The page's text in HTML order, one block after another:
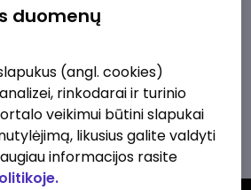
kriterijus skelbimų
paiešką ir
kartą.
visus skelbimus
duomenų
(angl. cookies)
rinkodarai ir turinio
veikimui būtini slapukai
likusius galite valdyti
informacijos rasite